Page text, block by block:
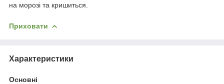
на морозі та кришиться.
Приховати
Характеристики
Основні